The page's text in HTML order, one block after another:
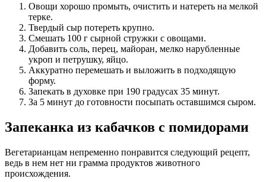
Овощи хорошо промыть, очистить и натереть на мелкой
терке.
Твердый сыр потереть крупно.
Смешать 100 г сырной стружки с овощами.
Добавить соль, перец, майоран, мелко нарубленные
укроп и петрушку, яйцо.
Аккуратно перемешать и выложить в подходящую
форму.
Запекать в духовке при 190 градусах 35 минут.
За 5 минут до готовности посыпать оставшимся сыром.
Запеканка из кабачков с помидорами
Вегетарианцам непременно понравится следующий рецепт,
ведь в нем нет ни грамма продуктов животного
происхождения.